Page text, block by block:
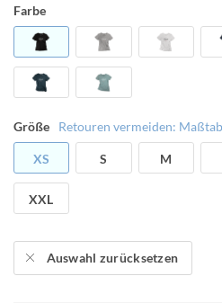
Farbe
Größe Retouren vermeiden:
XS S M
XXL
Auswahl zurücksetzen